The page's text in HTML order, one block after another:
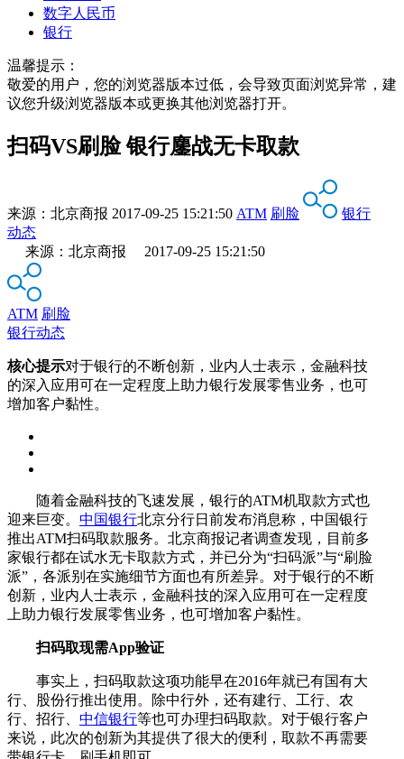
数字人民币
银行
温馨提示：
敬爱的用户，您的浏览器版本过低，会导致页面浏览异常，建
议您升级浏览器版本或更换其他浏览器打开。
扫码VS刷脸 银行鏖战无卡取款
来源： 北京商报 2017-09-25 15:21:50 ATM 刷脸
银行
动态
来源：北京商报 2017-09-25 15:21:50
ATM 刷脸
银行动态
核心提示对于银行的不断创新，业内人士表示，金融科技
的深入应用可在一定程度上助力银行发展零售业务，也可
增加客户黏性。
随着金融科技的飞速发展，银行的ATM机取款方式也
迎来巨变。 中国银行北京分行日前发布消息称，中国银行
推出ATM扫码取款服务。北京商报记者调查发现，目前多
家银行都在试水无卡取款方式，并已分为“扫码派”与“刷脸
派”，各派别在实施细节方面也有所差异。对于银行的不断
创新，业内人士表示，金融科技的深入应用可在一定程度
上助力银行发展零售业务，也可增加客户黏性。
扫码取现需App验证
事实上，扫码取款这项功能早在2016年就已有国有大
行、股份行推出使用。除中行外，还有建行、工行、农
行、招行、 中信银行等也可办理扫码取款。对于银行客户
来说，此次的创新为其提供了很大的便利，取款不再需要